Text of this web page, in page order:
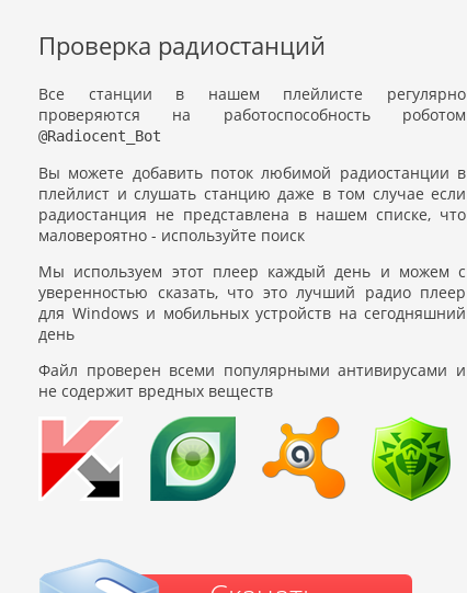
Проверка радиостанций
Все станции в нашем плейлисте регулярно
проверяются на работоспособность роботом
@Radiocent_Bot
Вы можете добавить поток любимой радиостанции в
плейлист и слушать станцию даже в том случае если
радиостанция не представлена в нашем списке, что
маловероятно - используйте поиск
Мы используем этот плеер каждый день и можем с
уверенностью сказать, что это лучший радио плеер
для Windows и мобильных устройств на сегодняшний
день
Файл проверен всеми популярными антивирусами и
не содержит вредных веществ